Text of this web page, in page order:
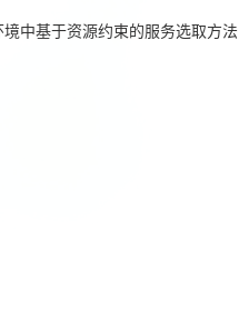
境中基于资源约束的服务选取方法